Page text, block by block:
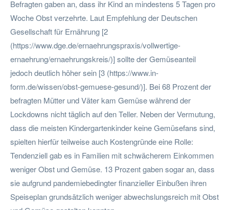
Befragten gaben an, dass ihr Kind an mindestens 5 Tagen pro
Woche Obst verzehrte. Laut Empfehlung der Deutschen
Gesellschaft für Ernährung [2
(https://www.dge.de/ernaehrungspraxis/vollwertige-
ernaehrung/ernaehrungskreis/)] sollte der Gemüseanteil
jedoch deutlich höher sein [3 (https://www.in-
form.de/wissen/obst-gemuese-gesund/)]. Bei 68 Prozent der
befragten Mütter und Väter kam Gemüse während der
Lockdowns nicht täglich auf den Teller. Neben der Vermutung,
dass die meisten Kindergartenkinder keine Gemüsefans sind,
spielten hierfür teilweise auch Kostengründe eine Rolle:
Tendenziell gab es in Familien mit schwächerem Einkommen
weniger Obst und Gemüse. 13 Prozent gaben sogar an, dass
sie aufgrund pandemiebedingter finanzieller Einbußen ihren
Speiseplan grundsätzlich weniger abwechslungsreich mit Obst